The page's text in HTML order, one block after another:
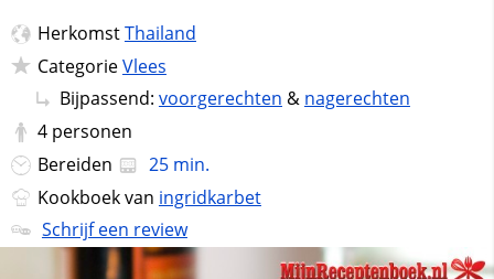
HerkomstThailand
CategorieVlees
Bijpassend: voorgerechten & nagerechten
4 personen
Bereiden
25 min.
Kookboek van ingridkarbet
Schrijf een review